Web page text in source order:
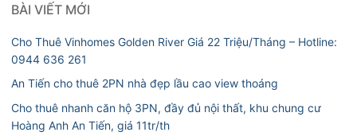
BÀI VIẾT MỚI
Cho Thuê Vinhomes Golden River Giá 22 Triệu/Tháng – Hotline:
0944 636 261
An Tiến cho thuê 2PN nhà đẹp lầu cao view thoáng
Cho thuê nhanh căn hộ 3PN, đầy đủ nội thất, khu chung cư
Hoàng Anh An Tiến, giá 11tr/th